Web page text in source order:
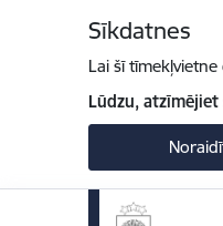
Sīkdatnes
Lai šī
Lūdzu, atzīmējiet